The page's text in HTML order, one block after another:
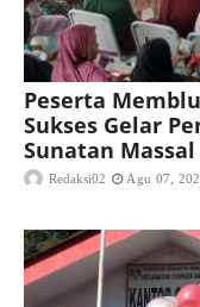
Peserta
Sukses Gelar
Sunatan
Redaksi02 Agu 07,